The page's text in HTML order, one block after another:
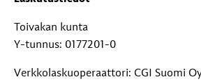
Toivakan kunta
Y-tunnus: 0177201-0
Verkkolaskuoperaattori: CGI Suomi